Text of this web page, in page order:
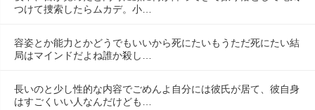
つけて捜索したらムカデ。小…
容姿とか能力とかどうでもいいから死にたいもうただ死にたい結
局はマインドだよね誰か殺し…
長いのと少し性的な内容でごめんよ自分には彼氏が居て、彼自身
はすごくいい人なんだけども…